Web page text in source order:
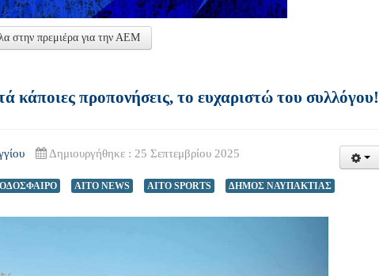
στην πρεμιέρα για την ΑΕΜ
προπονήσεις, το ευχαριστώ του συλλόγου!
Δημιουργήθηκε : 25 Σεπτεμβρίου 2025
AITO NEWS AITO SPORTS
ΔΗΜΟΣ ΝΑΥΠΑΚΤΙΑΣ